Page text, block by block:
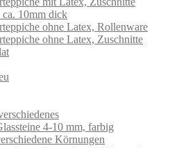
10mm dick
ohne Latex, Rollenware
ohne Latex, Zuschnitte
4-10 mm, farbig
Körnungen